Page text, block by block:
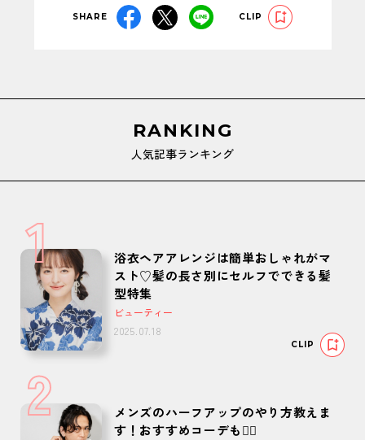
SHARE CLIP
RANKING
人気記事ランキング
1
浴衣ヘアアレンジは簡単おしゃれがマ
スト♡髪の長さ別にセルフでできる髪
型特集
ビューティー
2025.07.18
CLIP
2
メンズのハーフアップのやり方教えま
す！おすすめコーデも🙆‍♂️